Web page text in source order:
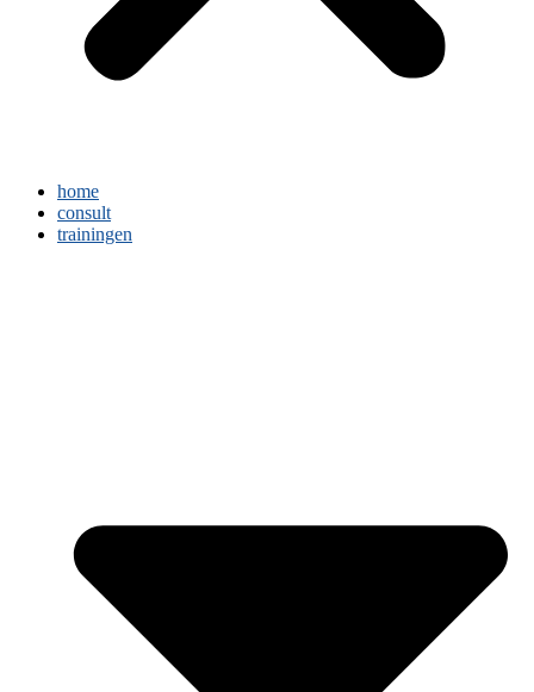
home
consult
trainingen